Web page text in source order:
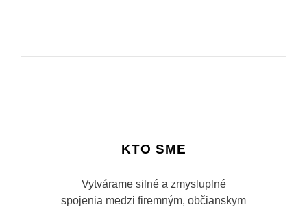
KTO SME
Vytvárame silné a zmysluplné
spojenia medzi firemným, občianskym